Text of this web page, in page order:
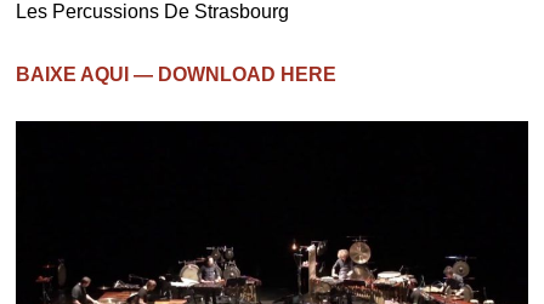
Les Percussions De Strasbourg
BAIXE AQUI — DOWNLOAD HERE